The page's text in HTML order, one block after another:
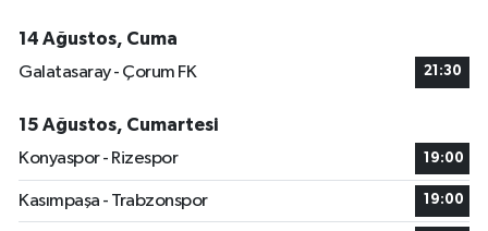
14 Ağustos, Cuma
Galatasaray - Çorum FK
21:30
15 Ağustos, Cumartesi
Konyaspor - Rizespor
19:00
Kasımpaşa - Trabzonspor 19:00